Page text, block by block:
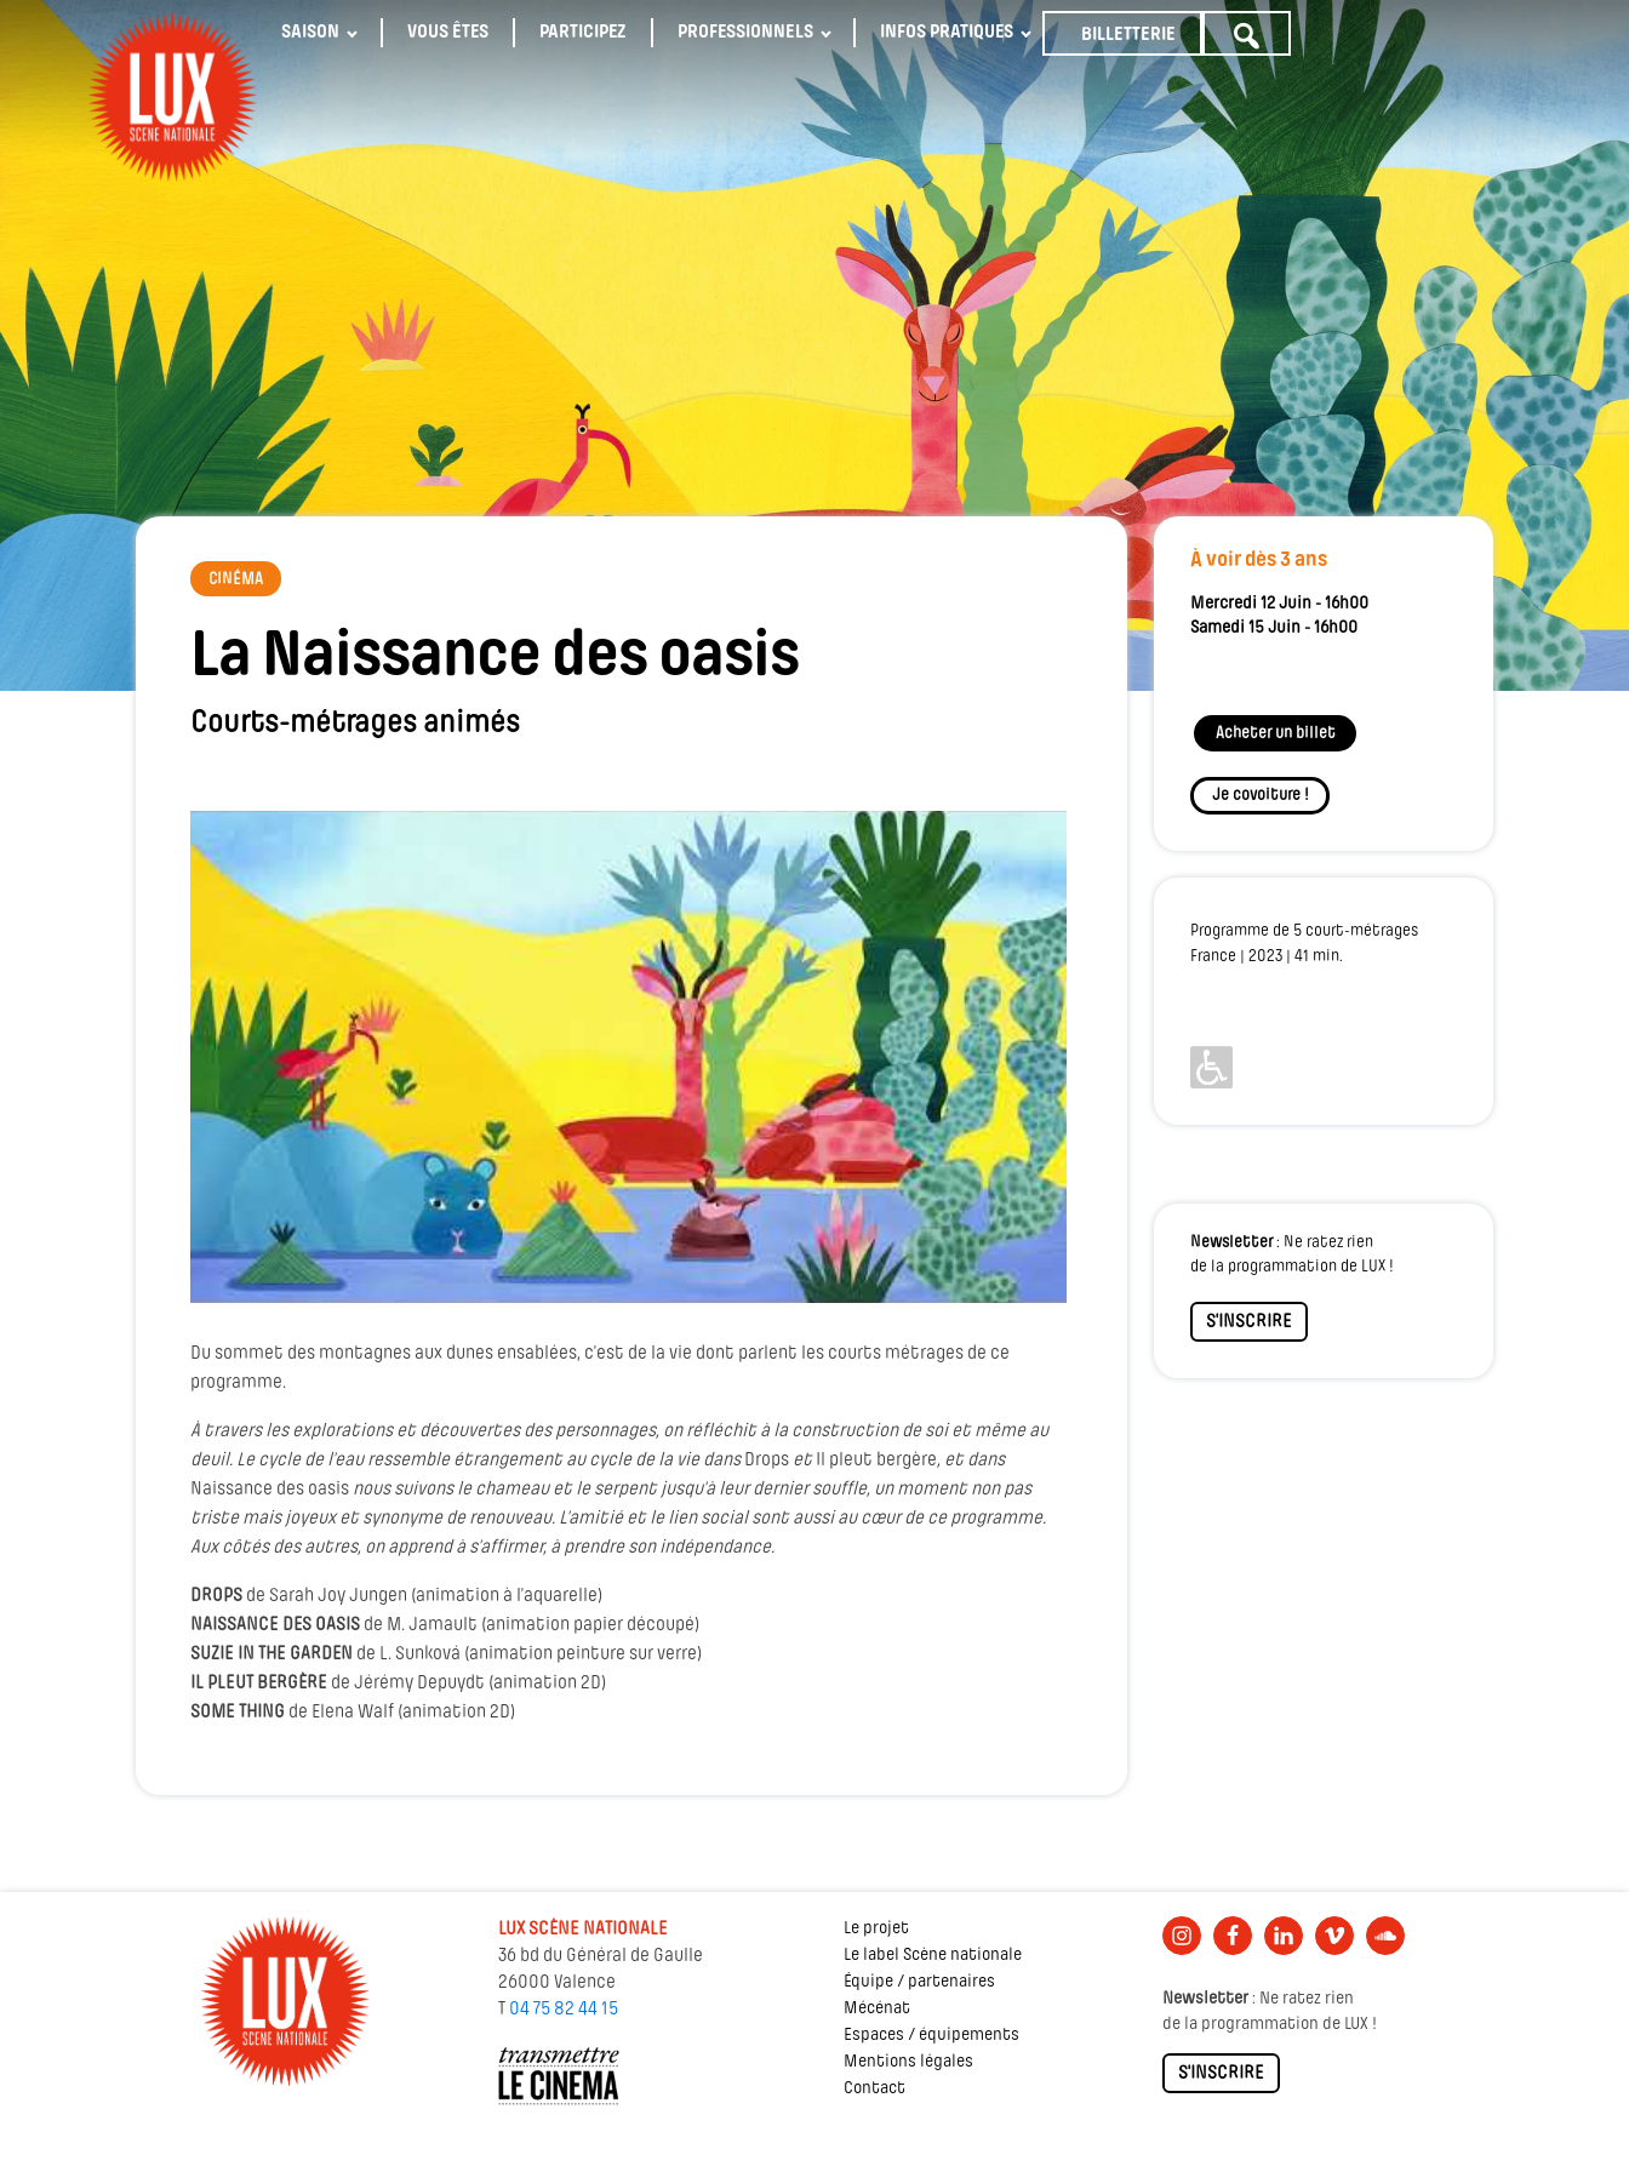
SAISON VOUS ÊTES PARTICIPEZ PROFESSIONNELS INFOS PRATIQUES BILLETTERIE
TOUTE
LA
PROGRAMMATION
CINÉMA
La Naissance des oasis
Courts-métrages animés
Du sommet des montagnes aux dunes ensablées, c’est de la vie dont parlent les courts métrages de ce
programme.
À travers les explorations et découvertes des personnages, on réfléchit à la construction de soi et même au
deuil. Le cycle de l’eau ressemble étrangement au cycle de la vie dansDrops etIl pleut bergère, et dans
Naissance des oasis nous suivons le chameau et le serpent jusqu’à leur dernier souffle, un moment non pas
triste mais joyeux et synonyme de renouveau. L’amitié et le lien social sont aussi au cœur de ce programme.
Aux côtés des autres, on apprend à s’affirmer, à prendre son indépendance.
DROPS de Sarah Joy Jungen (animation à l’aquarelle)
NAISSANCE DES OASIS de M. Jamault (animation papier découpé)
SUZIE IN THE GARDEN de L. Sunková (animation peinture sur verre)
IL PLEUT BERGÈRE de Jérémy Depuydt (animation 2D)
SOME THING de Elena Walf (animation 2D)
À voir dès 3 ans
Mercredi 12 Juin - 16h00
Samedi 15 Juin - 16h00
Acheter un billet
Je covoiture !
Programme de 5 court-métrages
France | 2023 | 41 min.
Newsletter: Ne ratez rien
de la programmation de LUX !
S'INSCRIRE
LUX SCÈNE NATIONALE
36 bd du Général de Gaulle
26000 Valence
T 04 75 82 44 15
Le projet
Le label Scène nationale
Équipe / partenaires
Mécénat
Espaces / équipements
Mentions légales
Contact
Newsletter: Ne ratez rien
de la programmation de LUX !
S'INSCRIRE